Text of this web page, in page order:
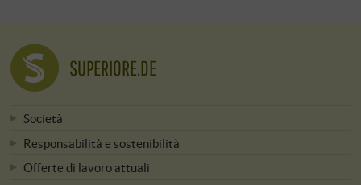
SUPERIORE.DE
Società
Responsabilità e sostenibilità
Offerte di lavoro attuali